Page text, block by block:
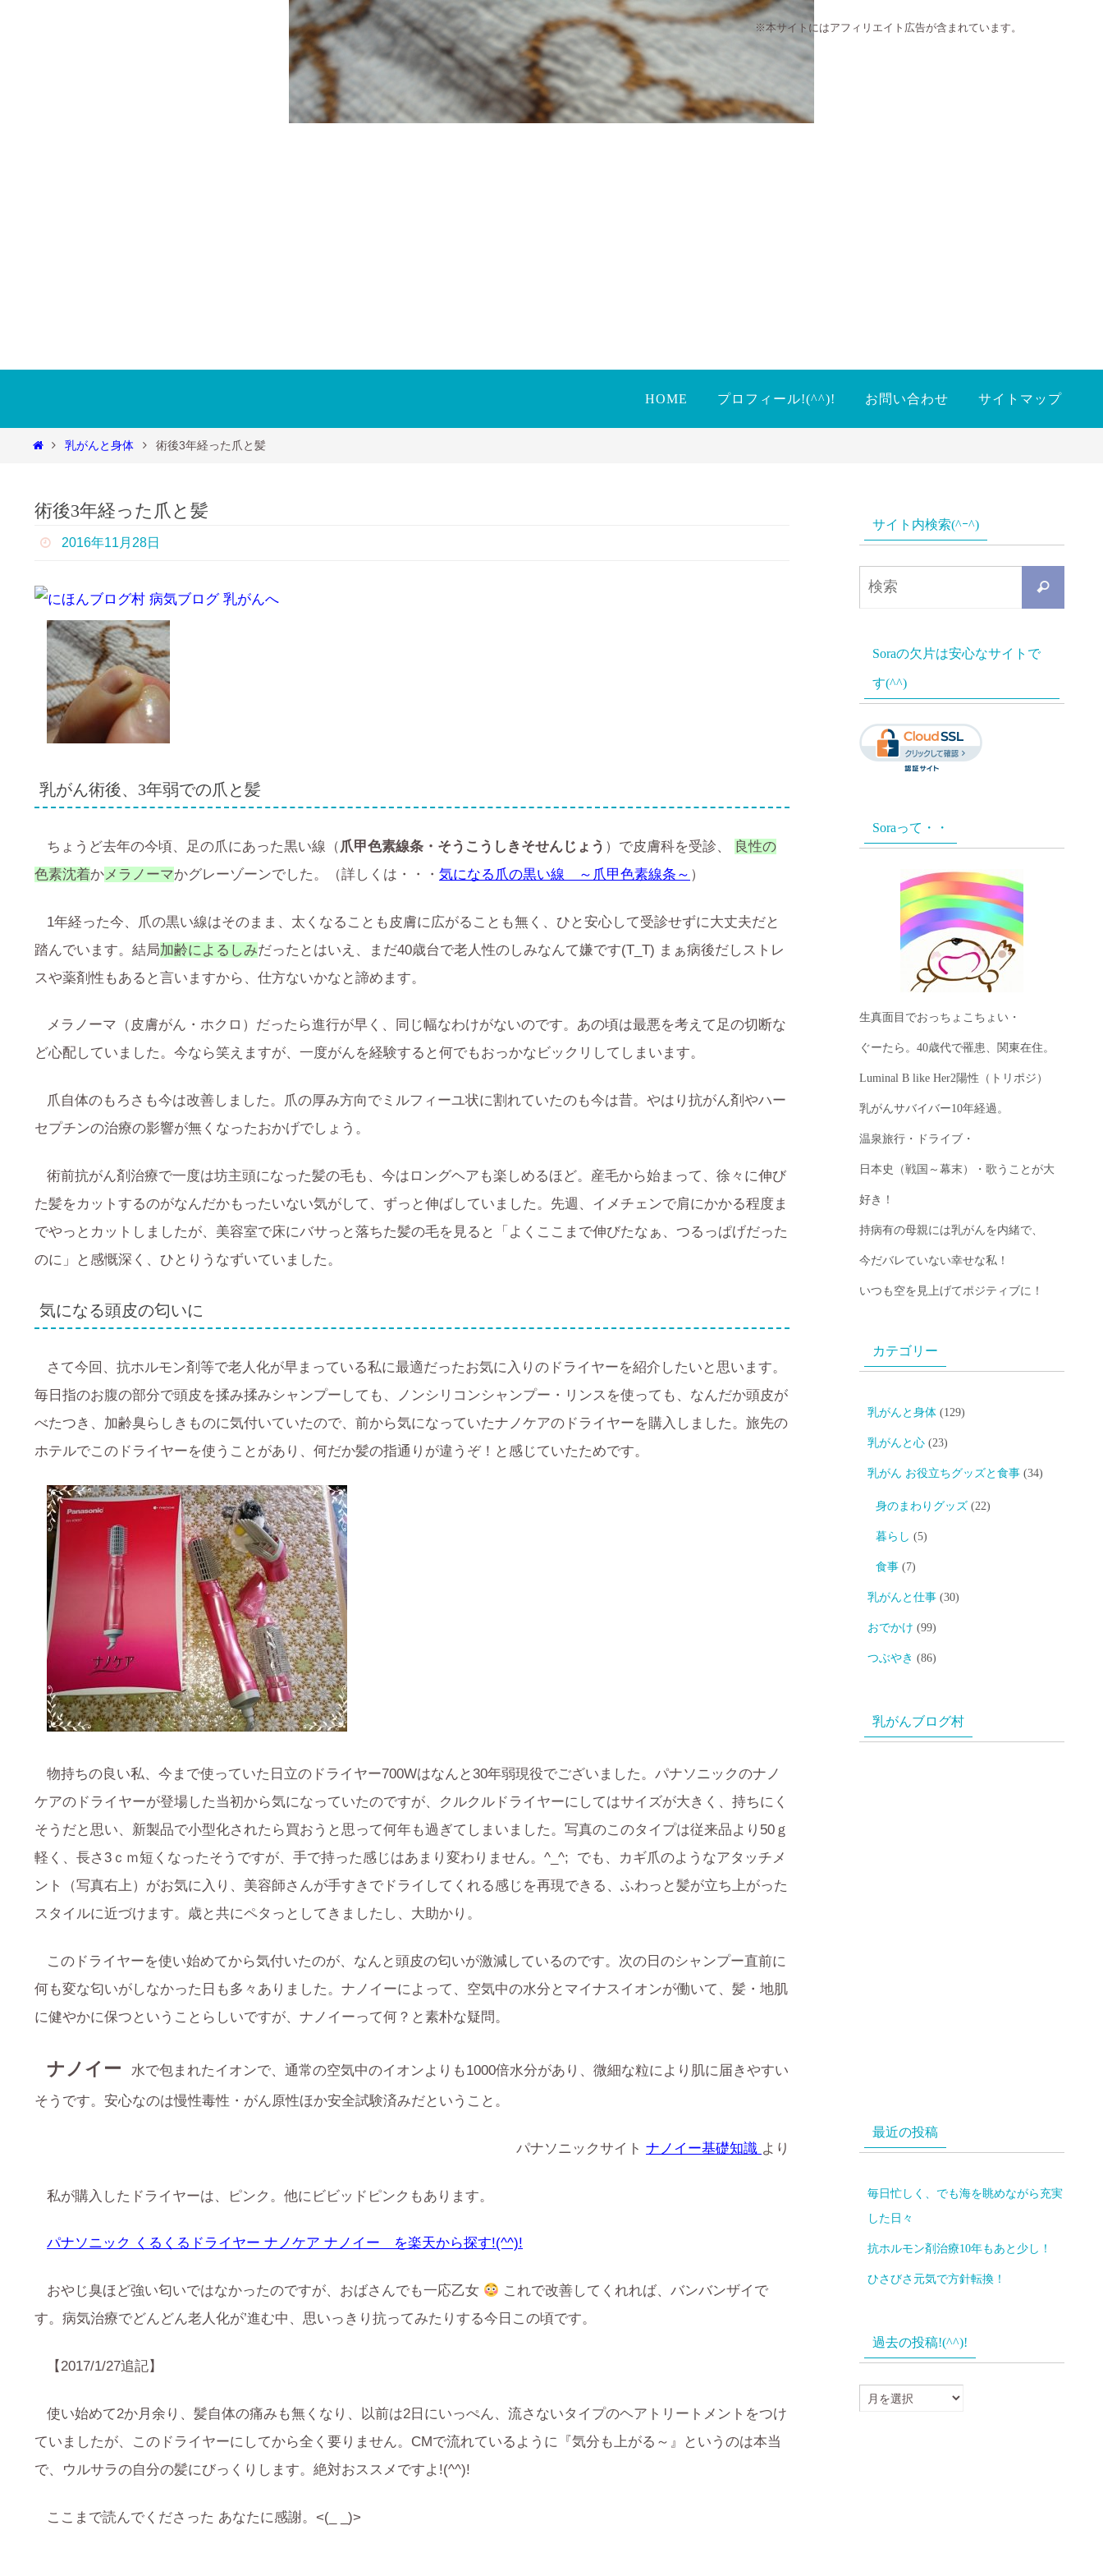
Soraの欠片
※本サイトにはアフィリエイト広告が含まれています。
テ
HOME プロフィール!(^^)! お問い合わせ サイトマップ
ホ
乳がんと身体 術後3年経った爪と髪
術後3年経った爪と髪
2016年11月28日
乳がん術後、3年弱での爪と髪
ちょうど去年の今頃、足の爪にあった黒い線（ 爪甲色素線条・そうこうしきそせんじょう ）で皮膚科を受診、
良性の
色素沈着か メラノーマかグレーゾーンでした。（詳しくは・・・ 気になる爪の黒い線 ～爪甲色素線条～ ）
1年経った今、爪の黒い線はそのまま、太くなることも皮膚に広がることも無く、ひと安心して受診せずに大丈夫だと
踏んでいます。結局加齢によるしみだったとはいえ、まだ40歳台で老人性のしみなんて嫌です(T_T) まぁ病後だしストレ
スや薬剤性もあると言いますから、仕方ないかなと諦めます。
メラノーマ（皮膚がん・ホクロ）だったら進行が早く、同じ幅なわけがないのです。あの頃は最悪を考えて足の切断な
ど心配していました。今なら笑えますが、一度がんを経験すると何でもおっかなビックリしてしまいます。
爪自体のもろさも今は改善しました。爪の厚み方向でミルフィーユ状に割れていたのも今は昔。やはり抗がん剤やハー
セプチンの治療の影響が無くなったおかげでしょう。
術前抗がん剤治療で一度は坊主頭になった髪の毛も、今はロングヘアも楽しめるほど。産毛から始まって、徐々に伸び
た髪をカットするのがなんだかもったいない気がして、ずっと伸ばしていました。先週、イメチェンで肩にかかる程度ま
でやっとカットしましたが、美容室で床にバサっと落ちた髪の毛を見ると「よくここまで伸びたなぁ、つるっぱげだった
のに」と感慨深く、ひとりうなずいていました。
気になる頭皮の匂いに
さて今回、抗ホルモン剤等で老人化が早まっている私に最適だったお気に入りのドライヤーを紹介したいと思います。
毎日指のお腹の部分で頭皮を揉み揉みシャンプーしても、ノンシリコンシャンプー・リンスを使っても、なんだか頭皮が
べたつき、加齢臭らしきものに気付いていたので、前から気になっていたナノケアのドライヤーを購入しました。旅先の
ホテルでこのドライヤーを使うことがあり、何だか髪の指通りが違うぞ！と感じていたためです。
物持ちの良い私、今まで使っていた日立のドライヤー700Wはなんと30年弱現役でございました。パナソニックのナノ
ケアのドライヤーが登場した当初から気になっていたのですが、クルクルドライヤーにしてはサイズが大きく、持ちにく
そうだと思い、新製品で小型化されたら買おうと思って何年も過ぎてしまいました。写真のこのタイプは従来品より50ｇ
軽く、長さ3ｃｍ短くなったそうですが、手で持った感じはあまり変わりません。^_^; でも、カギ爪のようなアタッチメ
ント（写真右上）がお気に入り、美容師さんが手すきでドライしてくれる感じを再現できる、ふわっと髪が立ち上がった
スタイルに近づけます。歳と共にペタっとしてきましたし、大助かり。
このドライヤーを使い始めてから気付いたのが、なんと頭皮の匂いが激減しているのです。次の日のシャンプー直前に
何も変な匂いがしなかった日も多々ありました。ナノイーによって、空気中の水分とマイナスイオンが働いて、髪・地肌
に健やかに保つということらしいですが、ナノイーって何？と素朴な疑問。
ナノイー
水で包まれたイオンで、通常の空気中のイオンよりも1000倍水分があり、微細な粒により肌に届きやすい
そうです。安心なのは慢性毒性・がん原性ほか安全試験済みだということ。
パナソニックサイト ナノイー基礎知識 より
私が購入したドライヤーは、ピンク。他にビビッドピンクもあります。
パナソニック くるくるドライヤー ナノケア ナノイー を楽天から探す!(^^)!
おやじ臭ほど強い匂いではなかったのですが、おばさんでも一応乙女
これで改善してくれれば、バンバンザイで
す。病気治療でどんどん老人化が’進む中、思いっきり抗ってみたりする今日この頃です。
【2017/1/27追記】
使い始めて2か月余り、髪自体の痛みも無くなり、以前は2日にいっぺん、流さないタイプのヘアトリートメントをつけ
ていましたが、このドライヤーにしてから全く要りません。CMで流れているように『気分も上がる～』というのは本当
で、ウルサラの自分の髪にびっくりします。絶対おススメですよ!(^^)!
ここまで読んでくださった あなたに感謝。<(_ _)>
サイト内検索(^ｰ^)
索
検
索
Soraの欠片は安心なサイトで
す(^^)
Soraって・・
生真面目でおっちょこちょい・
ぐーたら。40歳代で罹患、関東在住。
Luminal B like Her2陽性（トリポジ）
乳がんサバイバー10年経過。
温泉旅行・ドライブ・
日本史（戦国～幕末）・歌うことが大
好き！
持病有の母親には乳がんを内緒で、
今だバレていない幸せな私！
いつも空を見上げてポジティブに！
カテゴリー
乳がんと身体 (129)
乳がんと心 (23)
乳がん お役立ちグッズと食事 (34)
身のまわりグッズ (22)
暮らし (5)
食事 (7)
乳がんと仕事 (30)
おでかけ (99)
つぶやき (86)
乳がんブログ村
最近の投稿
毎日忙しく、でも海を眺めながら充実
した日々
抗ホルモン剤治療10年もあと少し！
ひさびさ元気で方針転換！
過去の投稿!(^^)!